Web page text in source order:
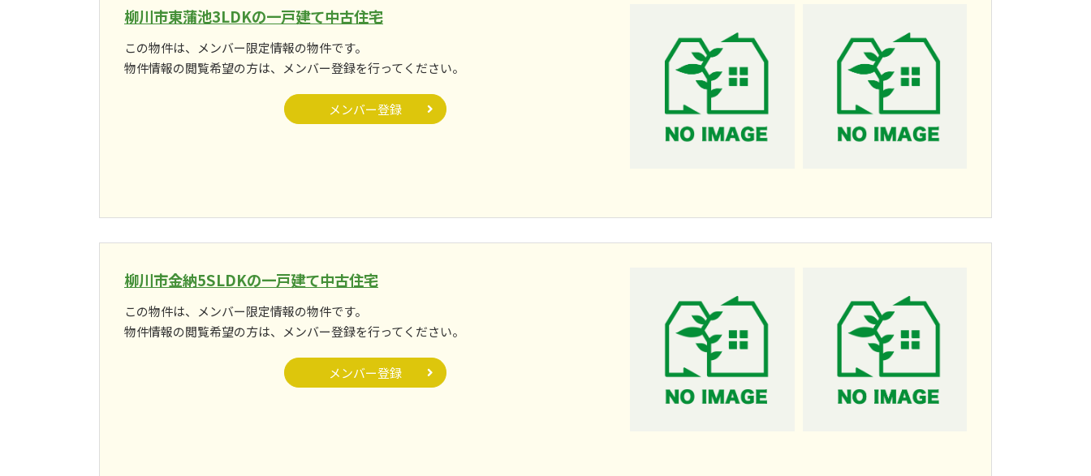
柳川市東蒲池3LDKの一戸建て中古住宅
この物件は、メンバー限定情報の物件です。
物件情報の閲覧希望の方は、メンバー登録を行ってください。
メンバー登録
柳川市金納5SLDKの一戸建て中古住宅
この物件は、メンバー限定情報の物件です。
物件情報の閲覧希望の方は、メンバー登録を行ってください。
メンバー登録